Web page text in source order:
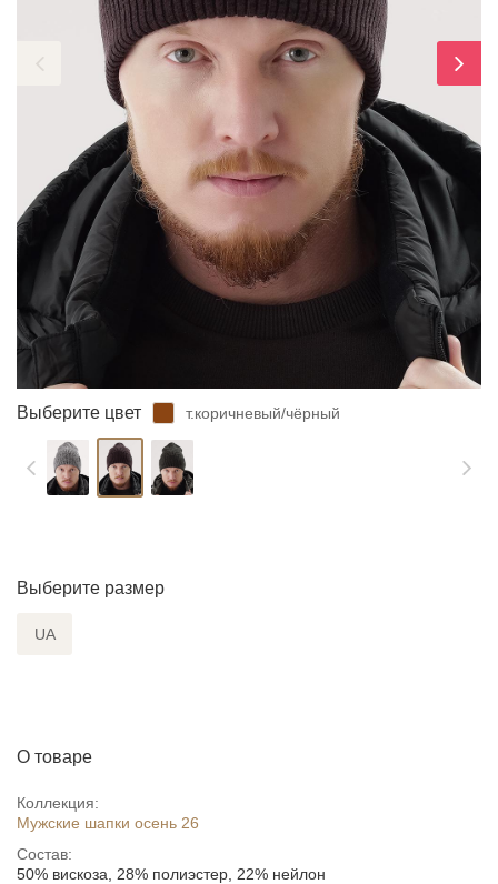
Выберите цвет т.коричневый/чёрный
Выберите размер
UA
О товаре
Коллекция:
Мужские шапки осень 26
Состав:
50% вискоза, 28% полиэстер, 22% нейлон